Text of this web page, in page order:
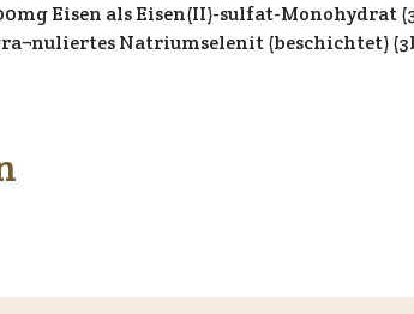
Eisen als Eisen(II)-sulfat-
Natriumselenit (beschichtet)